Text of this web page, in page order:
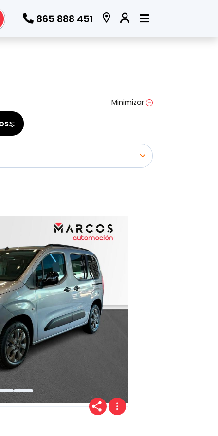
865 888 451
Minimizar
Todos los filtros
(Elige una o varias marcas)
(Elige uno o varios modelos)
Precio
Ofertas
Cuota
Año